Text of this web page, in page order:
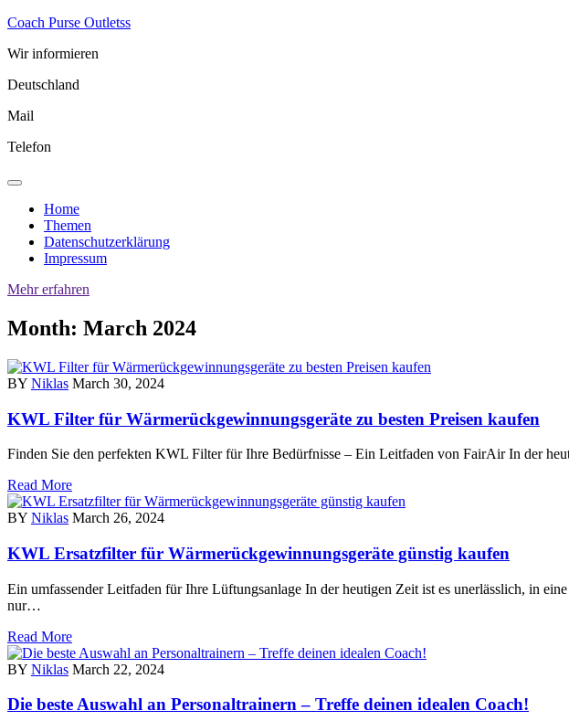
Skip
content
Coach Purse Outletss
Wir informieren
Deutschland
Mail
Telefon
Home
Themen
Datenschutzerklärung
Impressum
Mehr erfahren
Month: March 2024
BY Niklas March 30, 2024
KWL Filter für Wärmerückgewinnungsgeräte zu besten Preisen kaufen
Finden Sie den perfekten KWL Filter für Ihre Bedürfnisse – Ein Leitfaden von FairAir In der
Read More
BY Niklas March 26, 2024
KWL Ersatzfilter für Wärmerückgewinnungsgeräte günstig kaufen
Ein umfassender Leitfaden für Ihre Lüftungsanlage In der heutigen Zeit ist es unerlässlich, in
nur…
Read More
BY Niklas March 22, 2024
Die beste Auswahl an Personaltrainern – Treffe deinen idealen Coach!